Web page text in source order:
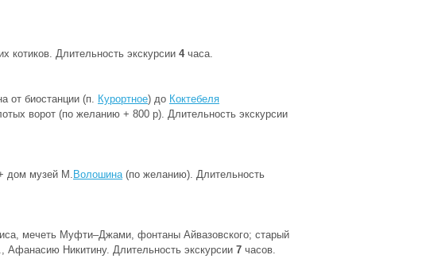
котиков. Длительность экскурсии 4часа.
от биостанции (п. Курортное) до Коктебеля
ворот (по желанию + 800 р). Длительность экскурсии
дом музей М. Волошина(по желанию). Длительность
мечеть Муфти–Джами, фонтаны Айвазовского; старый
Никитину. Длительность экскурсии 7 часов.